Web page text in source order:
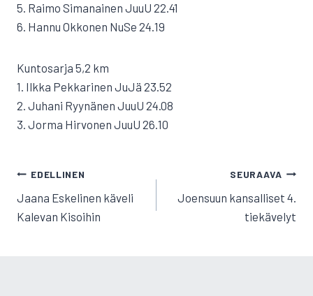
5. Raimo Simanainen JuuU 22.41
6. Hannu Okkonen NuSe 24.19
Kuntosarja 5,2 km
1. Ilkka Pekkarinen JuJä 23.52
2. Juhani Ryynänen JuuU 24.08
3. Jorma Hirvonen JuuU 26.10
ARTIKKELIEN
SELAUS
EDELLINEN
Jaana Eskelinen käveli
Kalevan Kisoihin
SEURAAVA
Joensuun kansalliset 4.
tiekävelyt